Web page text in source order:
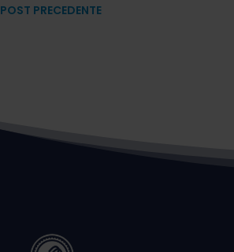
POST PRECEDENTE